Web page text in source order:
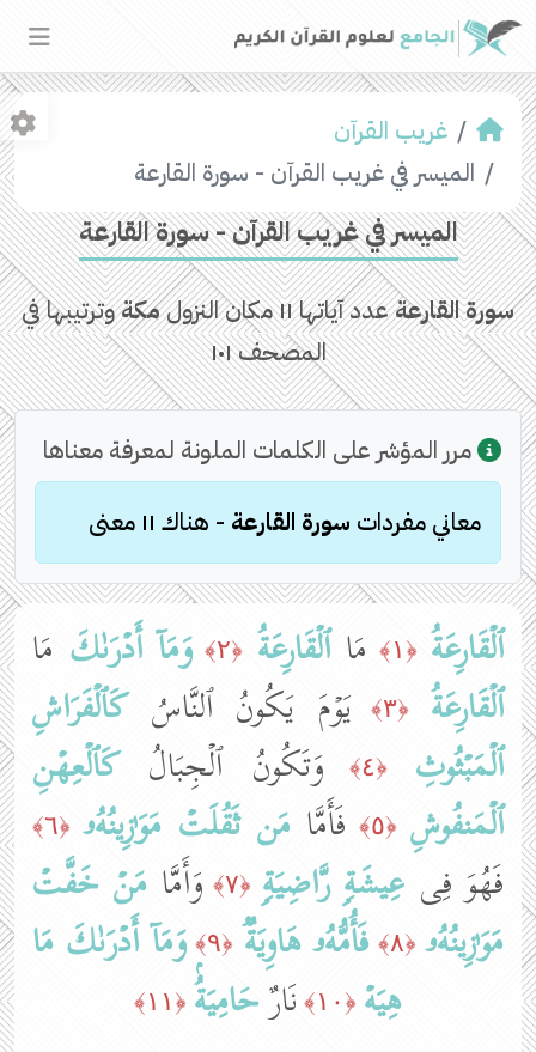
غريب القرآن
الميسر في غريب القرآن - سورة القارعة
الميسر في غريب القرآن - سورة القارعة
سورة القارعةعدد آياتها١١مكان النزولمكةوترتيبها في
المصحف١٠١
مرر المؤشر على الكلمات الملونة لمعرفة معناها
معاني مفردات سورة القارعة - هناك ١١ معنى
ٱلۡقَارِعَةُ ﴿١﴾ مَاٱلۡقَارِعَةُ ﴿٢﴾ وَمَاۤ أَدۡرَىٰكَ مَا
ٱلۡقَارِعَةُ
﴿٣﴾ یَوۡمَ یَكُونُ ٱلنَّاسُكَٱلۡفَرَاشِ
ٱلۡمَبۡثُوثِ
﴿٤﴾ وَتَكُونُ ٱلۡجِبَالُكَٱلۡعِهۡنِ
ٱلۡمَنفُوشِ ﴿٥﴾ فَأَمَّا مَن ثَقُلَتۡ مَوَ ٰ⁠زِینُهُۥ ﴿٦﴾
فَهُوَ فِی عِیشَةࣲ رَّاضِیَةࣲ ﴿٧﴾ وَأَمَّا مَنۡ خَفَّتۡ
مَوَ ٰ⁠زِینُهُۥ ﴿٨﴾ فَأُمُّهُۥ هَاوِیَةࣱ ﴿٩﴾ وَمَاۤ أَدۡرَىٰكَ مَا
هِیَهۡ ﴿١٠﴾ نَارٌحَامِیَةُۢ ﴿١١﴾